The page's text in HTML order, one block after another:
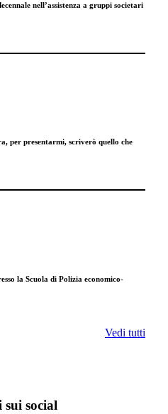
nell’assistenza a gruppi societari
per presentarmi, scriverò quello che
la Scuola di Polizia economico-
Vedi tutti
sui social